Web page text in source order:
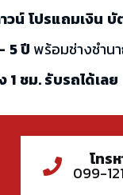
วน์ โปรแถมเงิน
5 ปี พร้อมช่างชำน
1 ชม. รับรถได้เลย
โทรห
099-